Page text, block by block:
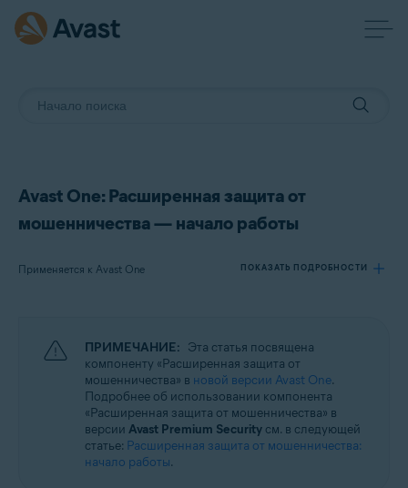
Avast One: Расширенная защита от
мошенничества — начало работы
Применяется к Avast One ПОКАЗАТЬ ПОДРОБНОСТИ
Avast One
Операционные системы:
Windows, macOS, Android и iOS
ПРИМЕЧАНИЕ: Эта статья посвящена
компоненту «Расширенная защита от
мошенничества» в новой версии Avast One.
Подробнее об использовании компонента
«Расширенная защита от мошенничества» в
версии Avast Premium Security см. в следующей
статье: Расширенная защита от мошенничества:
начало работы.